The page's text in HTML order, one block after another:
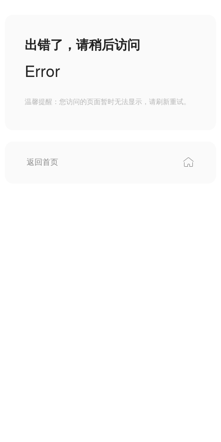
出错了，请稍后访问
Error
温馨提醒：您访问的页面暂时无法显示，请刷新重试。
返回首页